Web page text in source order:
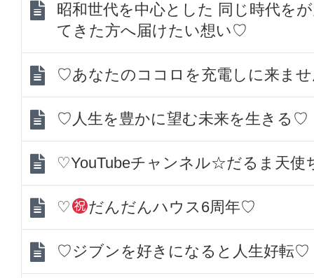
昭和世代を中心とした 同じ時代を
てきた方へ届けたい想い♡
♡あなたのココロを充電しに来ま
♡人生を豊かに望む未来を生きる♡
♡YouTubeチャンネル☆だるま天
♡ だんだんハウス6周年♡
♡ジブンを好きになると人生好転♡